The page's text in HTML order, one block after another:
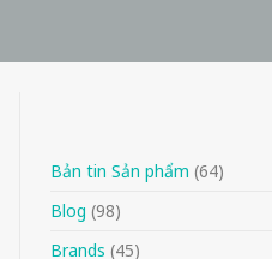
Bản tin Sản phẩm (64)
Blog (98)
Brands (45)